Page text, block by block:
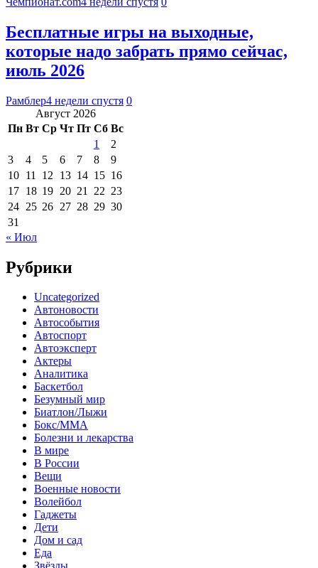
Бесплатные игры на выходные,
которые надо забрать прямо сейчас,
июль 2026
Рамблер4 недели спустя 0
Август 2026
Пн Вт Ср Чт Пт Сб Вс
1
2
3
4 5 6 7 8
9
10 11 12 13 14 15 16
17 18 19 20 21 22 23
24 25 26 27 28 29 30
31
« Июл
Рубрики
Uncategorized
Автоновости
Автособытия
Автоспорт
Автоэксперт
Актеры
Аналитика
Баскетбол
Безумный мир
Биатлон/Лыжи
Бокс/MMA
Болезни и лекарства
В мире
В России
Вещи
Военные новости
Волейбол
Гаджеты
Дети
Дом и сад
Еда